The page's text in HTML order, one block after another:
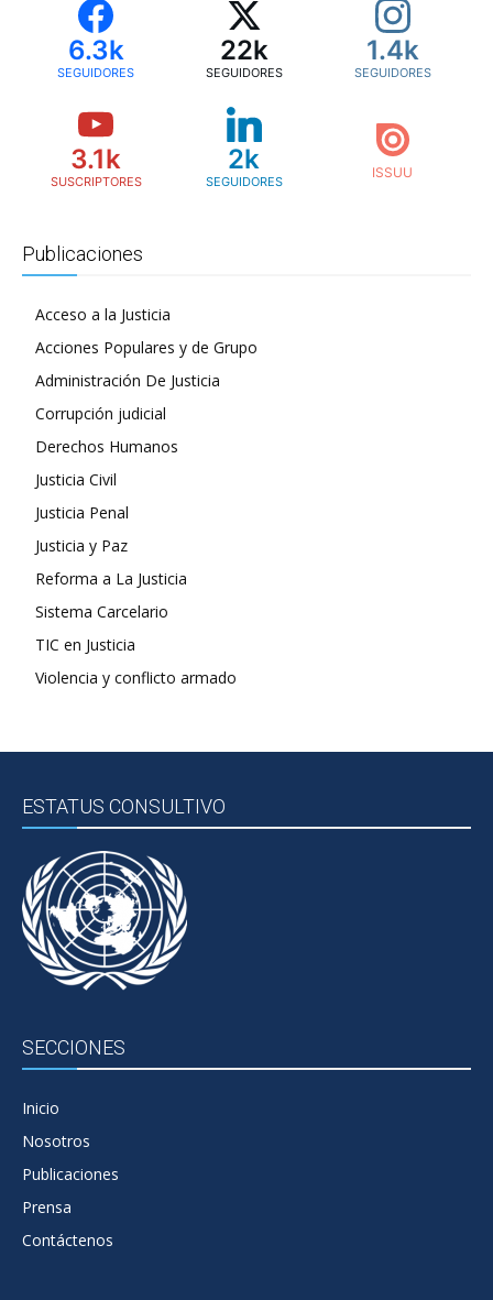
6.3k
SEGUIDORES
22k
SEGUIDORES
1.4k
SEGUIDORES
3.1k
SUSCRIPTORES
2k
SEGUIDORES
Publicaciones
Acceso a la Justicia
Acciones Populares y de Grupo
Administración De Justicia
Corrupción judicial
Derechos Humanos
Justicia Civil
Justicia Penal
Justicia y Paz
Reforma a La Justicia
Sistema Carcelario
TIC en Justicia
Violencia y conflicto armado
ESTATUS CONSULTIVO
SECCIONES
Inicio
Nosotros
Publicaciones
Prensa
Contáctenos